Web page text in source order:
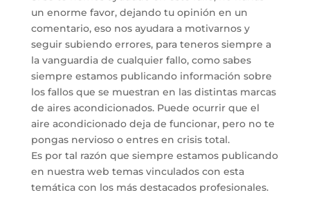
un enorme favor, dejando tu opinión en un
comentario, eso nos ayudara a motivarnos y
seguir subiendo errores, para teneros siempre a
la vanguardia de cualquier fallo, como sabes
siempre estamos publicando información sobre
los fallos que se muestran en las distintas marcas
de aires acondicionados. Puede ocurrir que el
aire acondicionado deja de funcionar, pero no te
pongas nervioso o entres en crisis total.
Es por tal razón que siempre estamos publicando
en nuestra web temas vinculados con esta
temática con los más destacados profesionales.